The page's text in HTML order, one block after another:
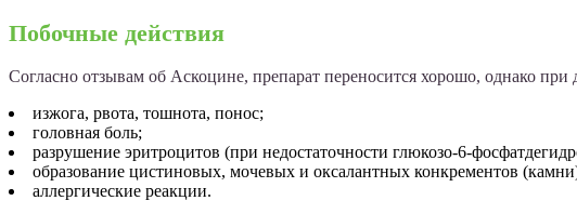
Побочные действия
Согласно отзывам об Аскоцине, препарат переносится хорошо, однако
изжога, рвота, тошнота, понос;
головная боль;
разрушение эритроцитов (при недостаточности глюкозо-6-
образование цистиновых, мочевых и оксалантных конкрементов
аллергические реакции.